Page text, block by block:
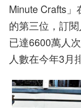
Minute Crafts」
的第三位，訂
已達6600萬人
人數在今年3月